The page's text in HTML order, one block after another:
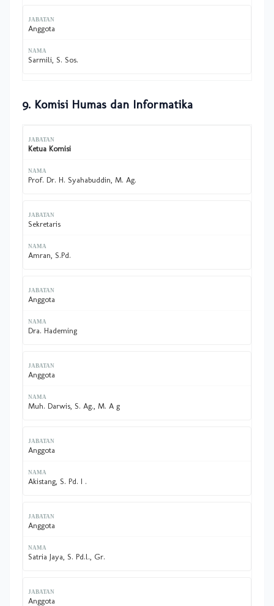
Anggota
Sarmili, S. Sos.
9. Komisi Humas dan Informatika
Ketua Komisi
Prof. Dr. H. Syahabuddin, M. Ag.
Sekretaris
Amran, S.Pd.
Anggota
Dra. Hademing
Anggota
Muh. Darwis, S. Ag., M. A g
Anggota
Akistang, S. Pd. I .
Anggota
Satria Jaya, S. Pd.l., Gr.
Anggota